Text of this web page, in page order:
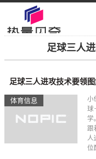
足球三人
体育信息
足球三人进攻技术要领
小
球
学
跟
人
位